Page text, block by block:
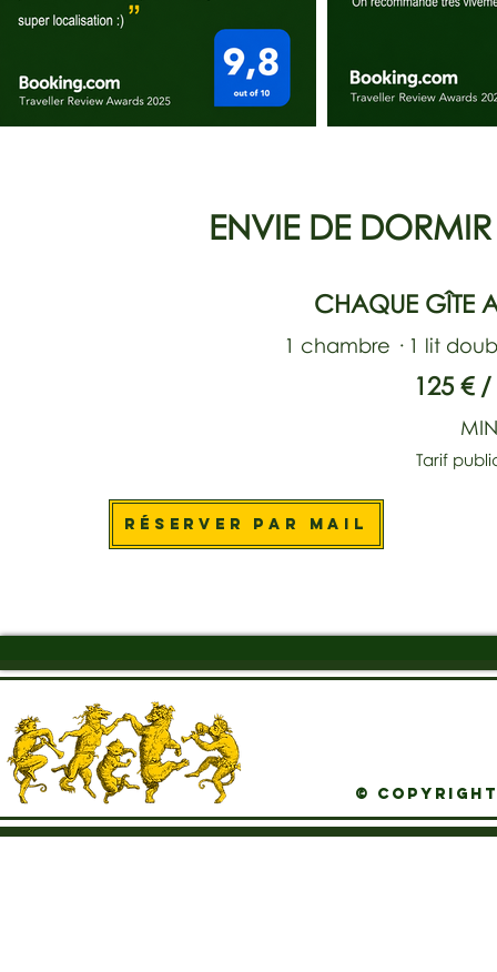
ENVIE DE
CHAQUE GÎTE
1 chambre · 1 lit
125 € /
Tarif
RÉSERVER PAR MAIL
© Copyright